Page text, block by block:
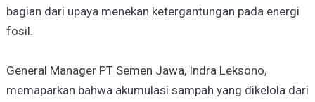
bagian dari upaya menekan ketergantungan pada energi
fosil.
General Manager PT Semen Jawa, Indra Leksono,
memaparkan bahwa akumulasi sampah yang dikelola dari